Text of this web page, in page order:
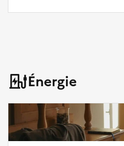
Énergie